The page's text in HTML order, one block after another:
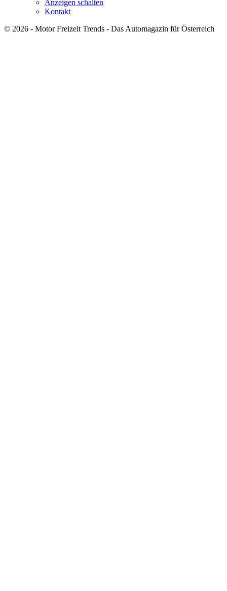
Anzeigen schalten
Kontakt
© 2026 - Motor Freizeit Trends - Das Automagazin für Österreich